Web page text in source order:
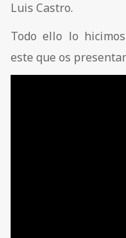
Luis Castro.
Todo ello lo
este que os